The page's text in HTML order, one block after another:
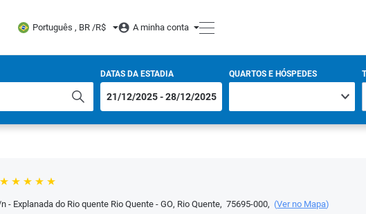
Português , BR /R$ A minha conta
DATAS DA ESTADIA QUARTOS E HÓSPEDES
- Explanada do Rio quente Rio Quente - GO, Rio Quente, 75695-000, (Ver no Mapa)